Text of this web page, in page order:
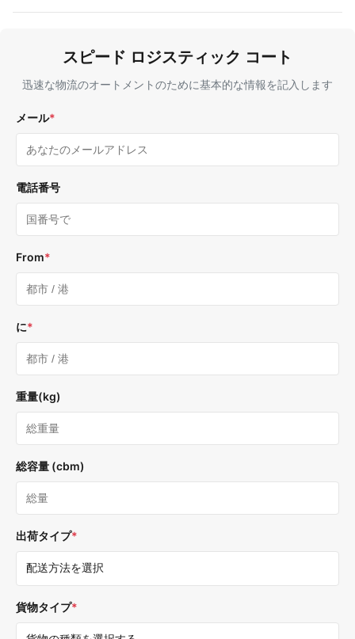
スピード ロジスティック コート
迅速な物流のオートメントのために基本的な情報を記入します
メール*
電話番号
From*
に*
重量(kg)
総容量 (cbm)
出荷タイプ*
貨物タイプ*